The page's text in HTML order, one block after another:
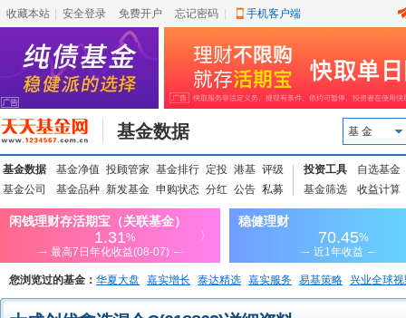
收藏本站 安全登录 免费开户 忘记密码 手机客户端
基金数据 基 金
基金数据 基金净值 投顾管家 基金排行 定投 港基 评级
基金公司
基金品种 新发基金 申购状态 分红 公告 私募
投资工具
自选基金
基金筛选
收益计算
您浏览过的基金： 华夏大盘 嘉实增长 泰达精选 嘉实服务 易基策略 兴业全球
上投优势 信诚蓝筹